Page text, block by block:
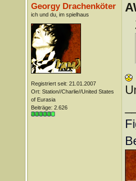
Georgy Drachenköter
ich und du, im spielhaus
Registriert seit: 21.01.2007
Ort: Station//Charlie//United States
of Eurasia
Beiträge: 2.626